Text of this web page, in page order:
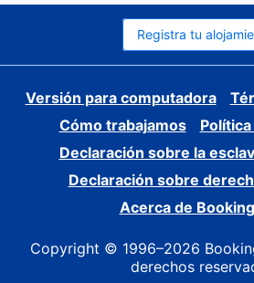
Registra tu
Versión para computadora
Cómo trabajamos
Declaración sobre la
Declaración sobre
Acerca de
Copyright © 1996–2026
derechos